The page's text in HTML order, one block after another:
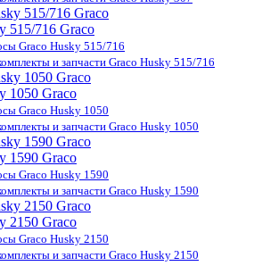
515/716 Graco
Graco Husky 515/716
и запчасти Graco Husky 515/716
1050 Graco
Graco Husky 1050
и запчасти Graco Husky 1050
1590 Graco
Graco Husky 1590
и запчасти Graco Husky 1590
2150 Graco
Graco Husky 2150
и запчасти Graco Husky 2150